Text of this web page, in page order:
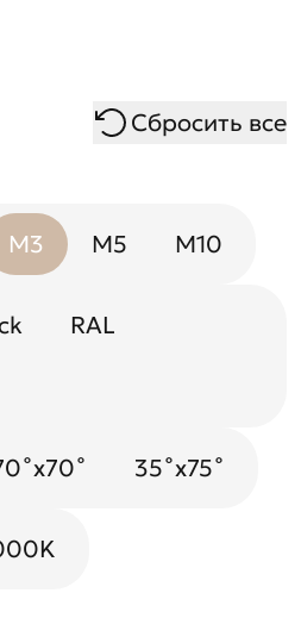
Сбросить все
M3 M5 M10
RAL
35˚x75˚